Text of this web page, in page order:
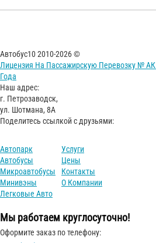
Автобус10 2010-2026 ©
Лицензия На Пассажирскую Перевозку № АК
Года
Наш адрес:
г. Петрозаводск,
ул. Шотмана, 8А
Поделитесь ссылкой с друзьями:
Автопарк
Автобусы
Микроавтобусы
Минивэны
Легковые Авто
Услуги
Цены
Контакты
О Компании
Мы работаем круглосуточно!
Оформите заказ по телефону: